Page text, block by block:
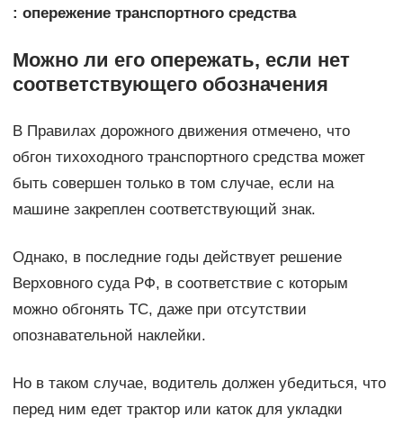
: опережение транспортного средства
Можно ли его опережать, если нет
соответствующего обозначения
В Правилах дорожного движения отмечено, что
обгон тихоходного транспортного средства может
быть совершен только в том случае, если на
машине закреплен соответствующий знак.
Однако, в последние годы действует решение
Верховного суда РФ, в соответствие с которым
можно обгонять ТС, даже при отсутствии
опознавательной наклейки.
Но в таком случае, водитель должен убедиться, что
перед ним едет трактор или каток для укладки